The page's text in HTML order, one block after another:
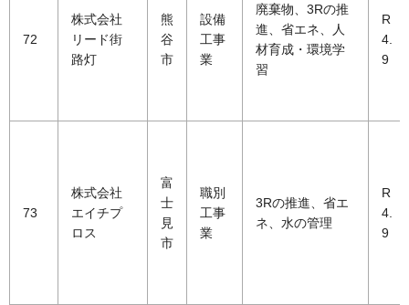
72
株式会社
リード街
路灯
熊
谷
市
設備
工事
業
廃棄物、3Rの推
進、省エネ、人
材育成・環境学
習
R
4.
9
73
株式会社
エイチプ
ロス
富
士
見
市
職別
工事
業
3Rの推進、省エ
ネ、水の管理
R
4.
9